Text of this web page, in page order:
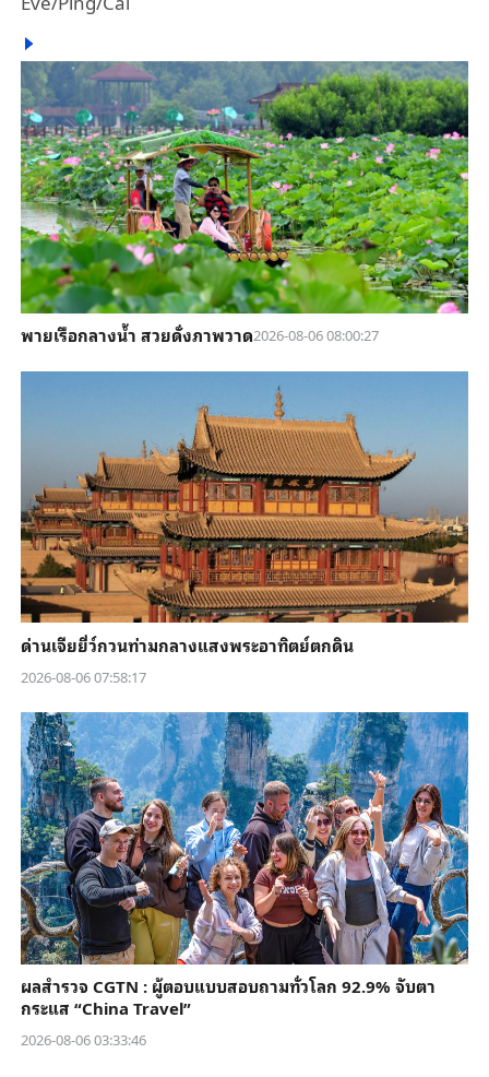
พายเรือกลางน้ำ สวยดั่งภาพวาด2026-08-06 08:00:27
ด่านเจียยี่ว์กวนท่ามกลางแสงพระอาทิตย์ตกดิน
2026-08-06 07:58:17
ผลสำรวจ CGTN : ผู้ตอบแบบสอบถามทั่วโลก 92.9% จับตา
กระแส “China Travel”
2026-08-06 03:33:46